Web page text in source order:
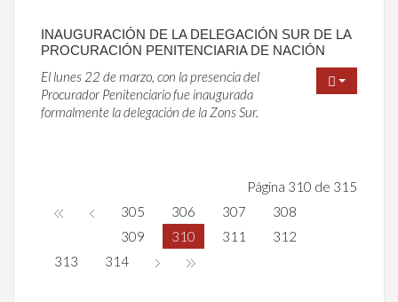
INAUGURACIÓN DE LA DELEGACIÓN SUR DE LA
PROCURACIÓN PENITENCIARIA DE NACIÓN
El lunes 22 de marzo, con la presencia del
Procurador Penitenciario fue inaugurada
formalmente la delegación de la Zons Sur.
Página 310 de 315
305
306 307
308
309
310 311
312
313
314